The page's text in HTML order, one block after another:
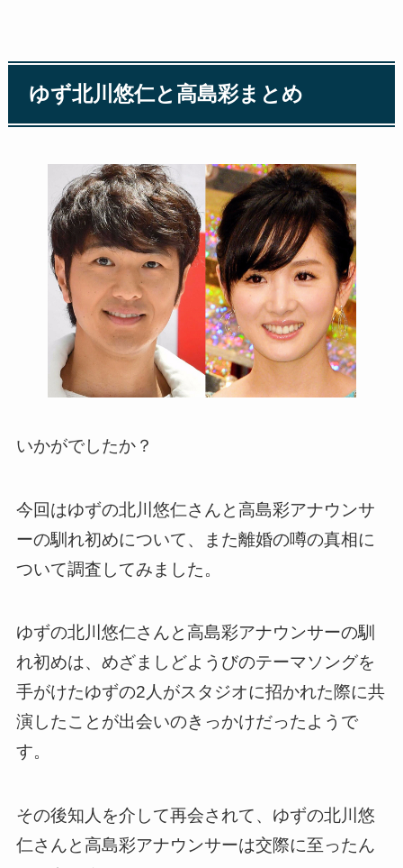
ゆず北川悠仁と高島彩まとめ
いかがでしたか？
今回はゆずの北川悠仁さんと高島彩アナウンサ
ーの馴れ初めについて、また離婚の噂の真相に
ついて調査してみました。
ゆずの北川悠仁さんと高島彩アナウンサーの馴
れ初めは、めざましどようびのテーマソングを
手がけたゆずの2人がスタジオに招かれた際に共
演したことが出会いのきっかけだったようで
す。
その後知人を介して再会されて、ゆずの北川悠
仁さんと高島彩アナウンサーは交際に至ったん